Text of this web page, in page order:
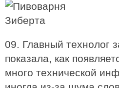
09. Главный технолог
показала, как
много технической